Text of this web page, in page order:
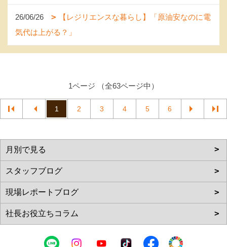
26/06/26
【レジリエンスな暮らし】「原油安なのに電
気代は上がる？」
1ページ （全63ページ中）
1 2 3 4 5 6